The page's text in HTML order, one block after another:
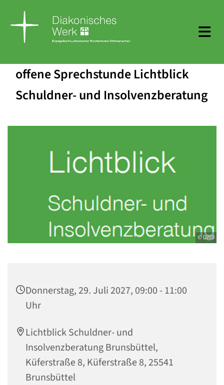
offene Sprechstunde Lichtblick
Schuldner- und Insolvenzberatung
© DWD
Donnerstag, 29. Juli 2027, 09:00 - 11:00
Uhr
Lichtblick Schuldner- und
Insolvenzberatung Brunsbüttel,
Küferstraße 8, Küferstraße 8, 25541
Brunsbüttel